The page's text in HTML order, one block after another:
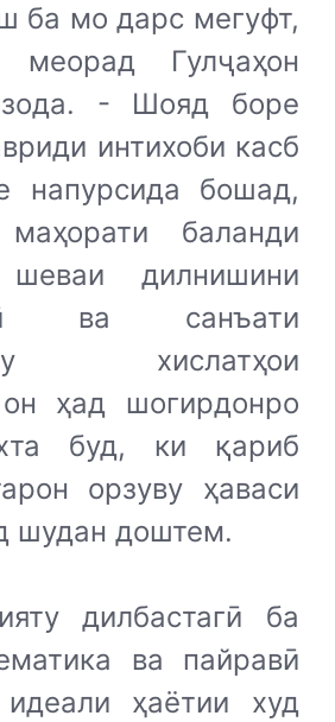
ба мо дарс мегуфт,
Гулҷаҳон
- Шояд боре
интихоби касб
напурсида бошад,
баланди
шеваи дилнишини
ва санъати
хислатҳои
ҳад шогирдонро
буд, ки қариб
орзуву ҳаваси
шудан доштем.
дилбастагӣ ба
ва пайравӣ
ҳаётии худ